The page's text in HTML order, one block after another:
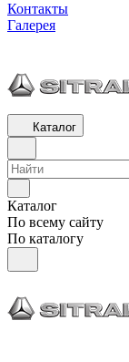
Контакты
Галерея
Каталог
Каталог
По всему сайту
По каталогу